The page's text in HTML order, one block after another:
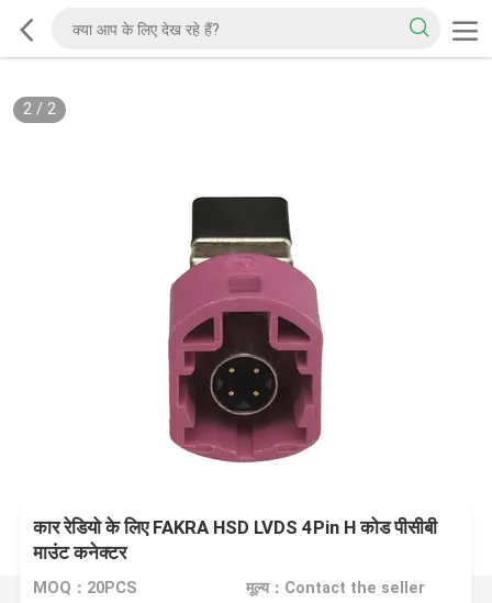
2/ 2
कार रेडियो के लिए FAKRA HSD LVDS 4Pin H कोड पीसीबी
माउंट कनेक्टर
MOQ：20PCS मूल्य：Contact the seller